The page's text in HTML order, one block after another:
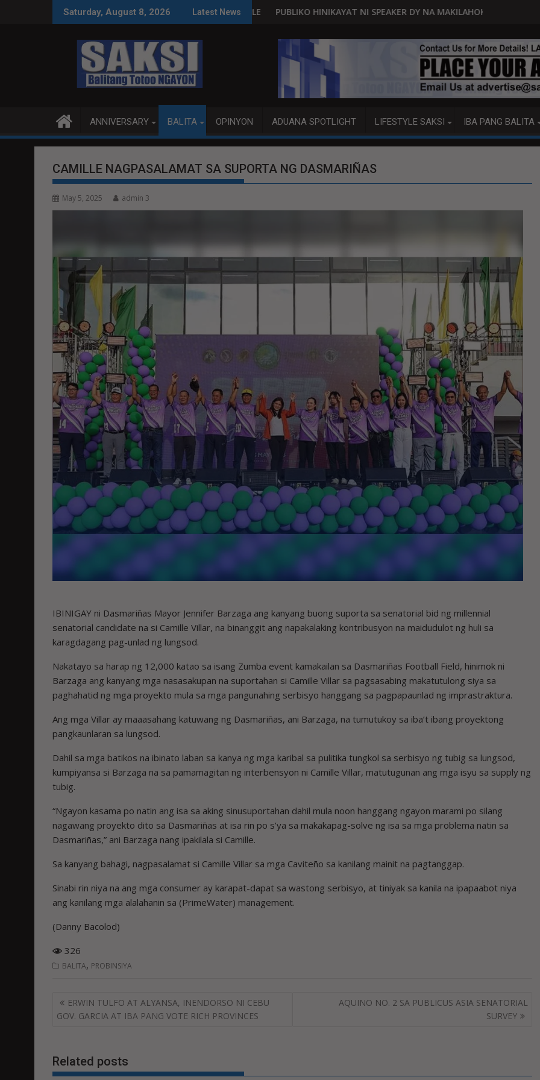
Saturday, August 8, 2026 Latest News
SA WPS O MAGBITIW
KONGRESO NA SUSPENDIHIN IMPLEMENTASYON NG RPVARAPUBLIKO HINIKAYAT NI SPEAKER DY NA MAKILAHOK SA PAGBUO NG MGA BATAS
MALACAÑANG PINAAARAL NA
ANNIVERSARY BALITA OPINYON ADUANA SPOTLIGHT LIFESTYLE SAKSI IBA PANG BALITA
CAMILLE NAGPASALAMAT SA SUPORTA NG DASMARIÑAS
May 5, 2025 admin 3
IBINIGAY ni Dasmariñas Mayor Jennifer Barzaga ang kanyang buong suporta sa senatorial bid ng millennial
senatorial candidate na si Camille Villar, na binanggit ang napakalaking kontribusyon na maidudulot ng huli sa
karagdagang pag-unlad ng lungsod.
Nakatayo sa harap ng 12,000 katao sa isang Zumba event kamakailan sa Dasmariñas Football Field, hinimok ni
Barzaga ang kanyang mga nasasakupan na suportahan si Camille Villar sa pagsasabing makatutulong siya sa
paghahatid ng mga proyekto mula sa mga pangunahing serbisyo hanggang sa pagpapaunlad ng imprastraktura.
Ang mga Villar ay maaasahang katuwang ng Dasmariñas, ani Barzaga, na tumutukoy sa iba’t ibang proyektong
pangkaunlaran sa lungsod.
Dahil sa mga batikos na ibinato laban sa kanya ng mga karibal sa pulitika tungkol sa serbisyo ng tubig sa lungsod,
kumpiyansa si Barzaga na sa pamamagitan ng interbensyon ni Camille Villar, matutugunan ang mga isyu sa supply ng
tubig.
“Ngayon kasama po natin ang isa sa aking sinusuportahan dahil mula noon hanggang ngayon marami po silang
nagawang proyekto dito sa Dasmariñas at isa rin po s’ya sa makakapag-solve ng isa sa mga problema natin sa
Dasmariñas,” ani Barzaga nang ipakilala si Camille.
Sa kanyang bahagi, nagpasalamat si Camille Villar sa mga Caviteño sa kanilang mainit na pagtanggap.
Sinabi rin niya na ang mga consumer ay karapat-dapat sa wastong serbisyo, at tiniyak sa kanila na ipapaabot niya
ang kanilang mga alalahanin sa (PrimeWater) management.
(Danny Bacolod)
326
BALITA, PROBINSIYA
Post
navigation
ERWIN TULFO AT ALYANSA, INENDORSO NI CEBU
GOV. GARCIA AT IBA PANG VOTE RICH PROVINCES
AQUINO NO. 2 SA PUBLICUS ASIA SENATORIAL
SURVEY
Related posts